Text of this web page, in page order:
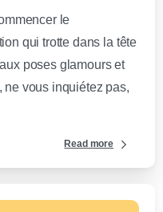
le
qui trotte dans la tête
poses glamours et
ne vous inquiétez pas,
Read more